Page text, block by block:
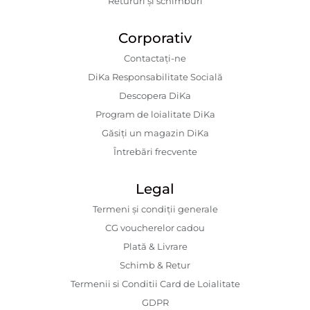
Corporativ
Contactaţi-ne
DiKa Responsabilitate Socială
Descopera DiKa
Program de loialitate DiKa
Găsiți un magazin DiKa
Întrebări frecvente
Legal
Termeni și condiții generale
CG voucherelor cadou
Plată & Livrare
Schimb & Retur
Termenii si Conditii Card de Loialitate
GDPR